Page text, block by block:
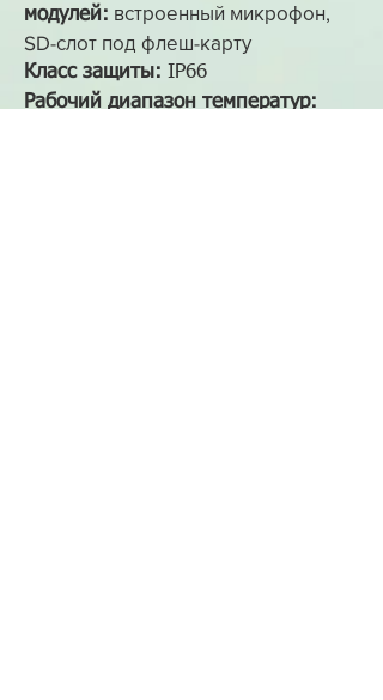
модулей: встроенный микрофон,
SD-слот под флеш-карту
Класс защиты: IP66
Рабочий диапазон температур: